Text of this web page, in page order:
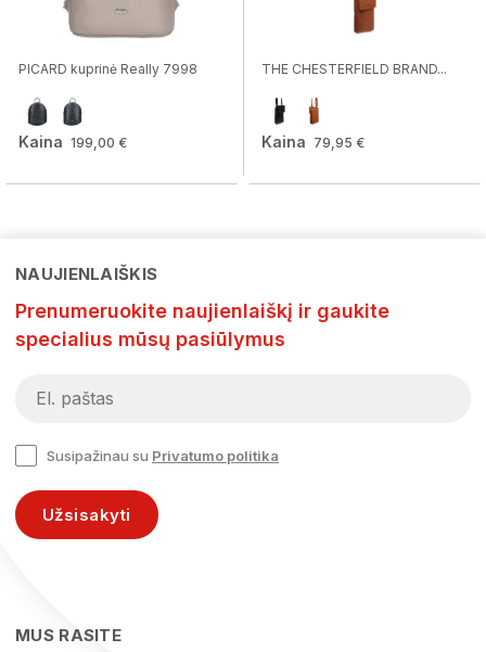
PICARD kuprinė Really 7998
Kaina 199,00 €
THE CHESTERFIELD BRAND...
Kaina 79,95 €
NAUJIENLAIŠKIS
Prenumeruokite naujienlaiškį ir gaukite
specialius mūsų pasiūlymus
Susipažinau su Privatumo politika
Užsisakyti
MUS RASITE